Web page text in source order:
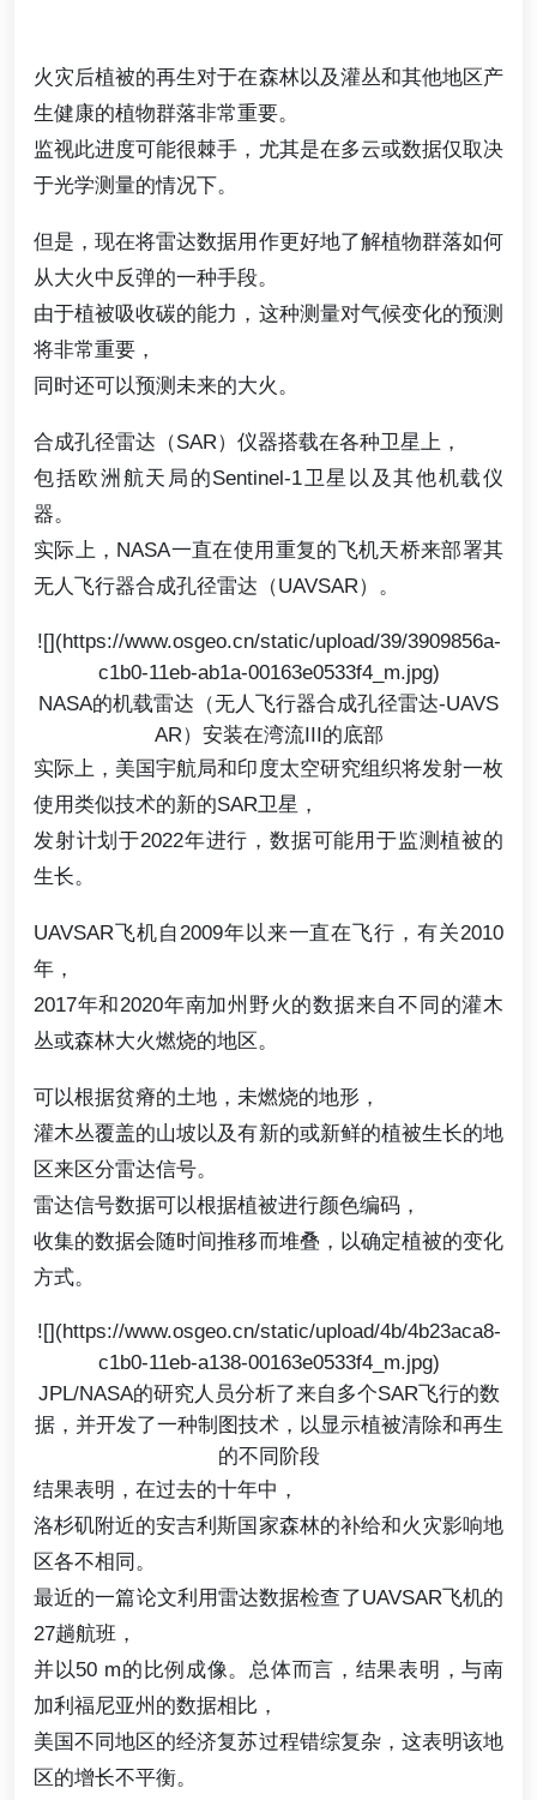
火灾后植被的再生对于在森林以及灌丛和其他地区产
生健康的植物群落非常重要。
监视此进度可能很棘手，尤其是在多云或数据仅取决
于光学测量的情况下。
但是，现在将雷达数据用作更好地了解植物群落如何
从大火中反弹的一种手段。
由于植被吸收碳的能力，这种测量对气候变化的预测
将非常重要，
同时还可以预测未来的大火。
合成孔径雷达（SAR）仪器搭载在各种卫星上，
包括欧洲航天局的Sentinel-1卫星以及其他机载仪
器。
实际上，NASA一直在使用重复的飞机天桥来部署其
无人飞行器合成孔径雷达（UAVSAR）。
![](https://www.osgeo.cn/static/upload/39/3909856a-
c1b0-11eb-ab1a-00163e0533f4_m.jpg)
NASA的机载雷达（无人飞行器合成孔径雷达-UAVS
AR）安装在湾流III的底部
实际上，美国宇航局和印度太空研究组织将发射一枚
使用类似技术的新的SAR卫星，
发射计划于2022年进行，数据可能用于监测植被的
生长。
UAVSAR飞机自2009年以来一直在飞行，有关2010
年，
2017年和2020年南加州野火的数据来自不同的灌木
丛或森林大火燃烧的地区。
可以根据贫瘠的土地，未燃烧的地形，
灌木丛覆盖的山坡以及有新的或新鲜的植被生长的地
区来区分雷达信号。
雷达信号数据可以根据植被进行颜色编码，
收集的数据会随时间推移而堆叠，以确定植被的变化
方式。
![](https://www.osgeo.cn/static/upload/4b/4b23aca8-
c1b0-11eb-a138-00163e0533f4_m.jpg)
JPL/NASA的研究人员分析了来自多个SAR飞行的数
据，并开发了一种制图技术，以显示植被清除和再生
的不同阶段
结果表明，在过去的十年中，
洛杉矶附近的安吉利斯国家森林的补给和火灾影响地
区各不相同。
最近的一篇论文利用雷达数据检查了UAVSAR飞机的
27趟航班，
并以50 m的比例成像。总体而言，结果表明，与南
加利福尼亚州的数据相比，
美国不同地区的经济复苏过程错综复杂，这表明该地
区的增长不平衡。